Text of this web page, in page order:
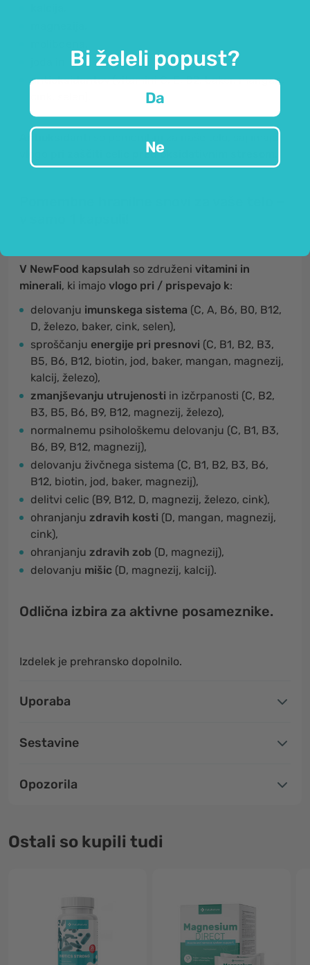
antioksidantov(vitamini C, E, B2, baker, mangan,
zaščiti celic pred oksidativnim stresom
V NewFood kapsulah so združeni vitamini in
minerali, ki imajo vlogo pri / prispevajo k:
delovanju imunskega sistema (C, A, B6, B0, B12,
D, železo, baker, cink, selen),
sproščanju energije pri presnovi (C, B1, B2, B3,
B5, B6, B12, biotin, jod, baker, mangan, magnezij,
kalcij, železo),
zmanjševanju utrujenosti in izčrpanosti (C, B2,
B3, B5, B6, B9, B12, magnezij, železo),
normalnemu psihološkemu delovanju (C, B1, B3,
B6, B9, B12, magnezij),
delovanju živčnega sistema (C, B1, B2, B3, B6,
B12, biotin, jod, baker, magnezij),
delitvi celic (B9, B12, D, magnezij, železo, cink),
ohranjanju zdravih kosti (D, mangan, magnezij,
cink),
ohranjanju zdravih zob (D, magnezij),
delovanju mišic (D, magnezij, kalcij).
Odlična izbira za aktivne posameznike.
Izdelek je prehransko dopolnilo.
Uporaba
Sestavine
Opozorila
Ostali so kupili tudi
Bi želeli popust?
Da
Ne